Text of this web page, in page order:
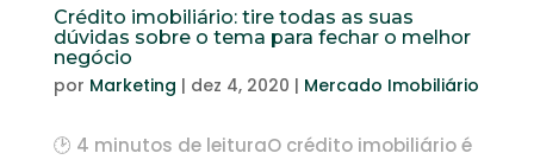
Crédito imobiliário: tire todas as suas
dúvidas sobre o tema para fechar o melhor
negócio
por Marketing | dez 4, 2020 | Mercado Imobiliário
🕑 4 minutos de leituraO crédito imobiliário é